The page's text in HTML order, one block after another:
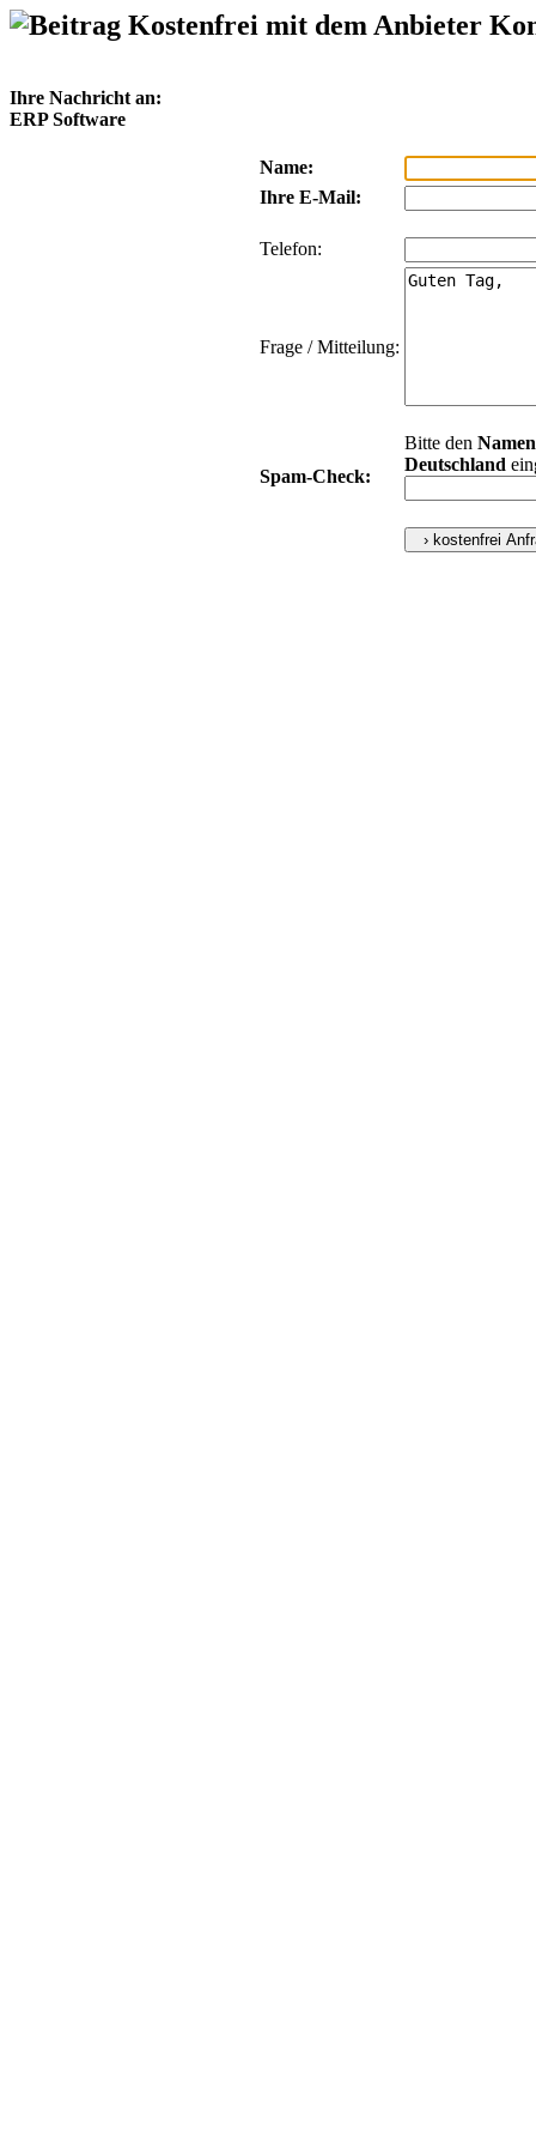
Kostenfrei mit dem Anbieter
Ihre Nachricht an:
ERP Software
Name:
Ihre E-Mail:
Telefon:
Frage / Mitteilung:
Spam-Check:
Bitte den Namen
Deutschland